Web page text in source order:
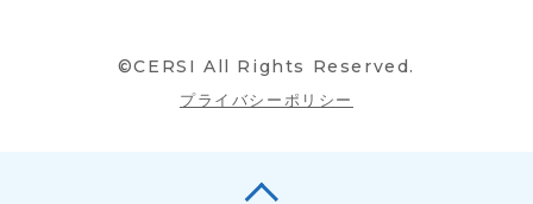
©CERSI All Rights Reserved.
プライバシーポリシー